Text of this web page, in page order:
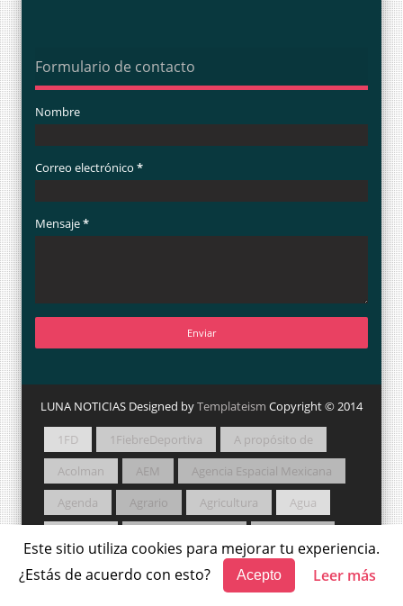
Este sitio utiliza cookies para mejorar tu experiencia.
¿Estás de acuerdo con esto?
Acepto Leer más
Formulario de contacto
Nombre
Correo electrónico *
Mensaje*
LUNA NOTICIAS Designed byTemplateism Copyright © 2014
1FD 1FiebreDeportiva
A propósito de
Acolman
AEM
Agencia Espacial Mexicana
Agenda
Agrario Agricultura
Agua
Apertura 2021
Arqueología
Así Sucede
Autor en Así Sucede